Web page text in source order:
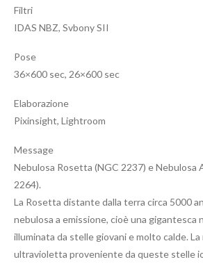
Filtri
IDAS NBZ, Svbony SII
Pose
36×600 sec, 26×600 sec
Elaborazione
Pixinsight, Lightroom
Message
Nebulosa Rosetta (NGC 2237) e Nebulosa
2264).
La Rosetta distante dalla terra circa 5000
nebulosa a emissione, cioè una gigantesca
illuminata da stelle giovani e molto calde. La
ultravioletta proveniente da queste stelle